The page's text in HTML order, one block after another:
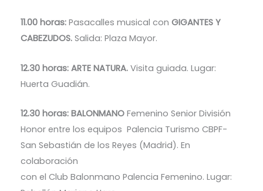
11.00 horas:Pasacalles musical con GIGANTES Y
CABEZUDOS.Salida: Plaza Mayor.
12.30 horas: ARTE NATURA.Visita guiada. Lugar:
Huerta Guadián.
12.30 horas: BALONMANOFemenino Senior División
Honor entre los equipos Palencia Turismo CBPF-
San Sebastián de los Reyes (Madrid). En
colaboración
con el Club Balonmano Palencia Femenino. Lugar: